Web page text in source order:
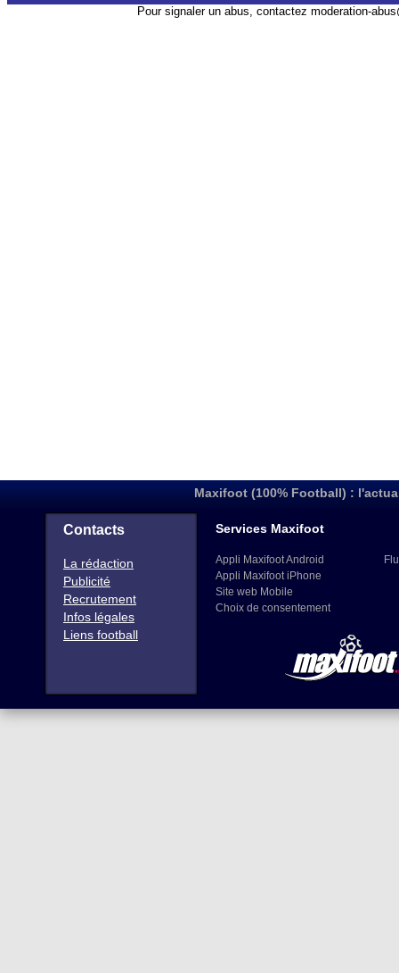
Pour signaler un abus, contactez moderation-
Maxifoot (100% Football) :
Contacts
La rédaction
Publicité
Recrutement
Infos légales
Liens football
Services Maxifoot
Appli Maxifoot Android
Appli Maxifoot iPhone
Site web Mobile
Choix de consentement